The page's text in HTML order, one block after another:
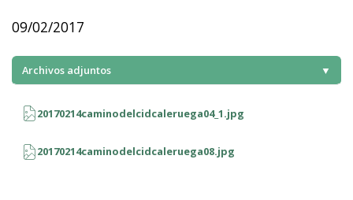
09/02/2017
Archivos adjuntos ▼
20170214caminodelcidcaleruega04_1.jpg
20170214caminodelcidcaleruega08.jpg